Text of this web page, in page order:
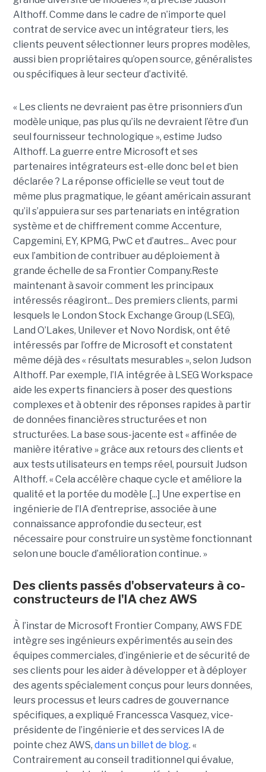
Althoff. Comme dans le cadre de n’importe quel
contrat de service avec un intégrateur tiers, les
clients peuvent sélectionner leurs propres modèles,
aussi bien propriétaires qu’open source, généralistes
ou spécifiques à leur secteur d’activité.
« Les clients ne devraient pas être prisonniers d’un
modèle unique, pas plus qu’ils ne devraient l’être d’un
seul fournisseur technologique », estime Judso
Althoff. La guerre entre Microsoft et ses
partenaires intégrateurs est-elle donc bel et bien
déclarée ? La réponse officielle se veut tout de
même plus pragmatique, le géant américain assurant
qu’il s’appuiera sur ses partenariats en intégration
système et de chiffrement comme Accenture,
Capgemini, EY, KPMG, PwC et d’autres... Avec pour
eux l’ambition de contribuer au déploiement à
grande échelle de sa Frontier Company.Reste
maintenant à savoir comment les principaux
intéressés réagiront... Des premiers clients, parmi
lesquels le London Stock Exchange Group (LSEG),
Land O’Lakes, Unilever et Novo Nordisk, ont été
intéressés par l’offre de Microsoft et constatent
même déjà des « résultats mesurables », selon Judson
Althoff. Par exemple, l’IA intégrée à LSEG Workspace
aide les experts financiers à poser des questions
complexes et à obtenir des réponses rapides à partir
de données financières structurées et non
structurées. La base sous-jacente est « affinée de
manière itérative » grâce aux retours des clients et
aux tests utilisateurs en temps réel, poursuit Judson
Althoff. « Cela accélère chaque cycle et améliore la
qualité et la portée du modèle [...] Une expertise en
ingénierie de l’IA d’entreprise, associée à une
connaissance approfondie du secteur, est
nécessaire pour construire un système fonctionnant
selon une boucle d’amélioration continue. »
Des clients passés d'observateurs à co-
constructeurs de l'IA chez AWS
À l’instar de Microsoft Frontier Company, AWS FDE
intègre ses ingénieurs expérimentés au sein des
équipes commerciales, d’ingénierie et de sécurité de
ses clients pour les aider à développer et à déployer
des agents spécialement conçus pour leurs données,
leurs processus et leurs cadres de gouvernance
spécifiques, a expliqué Francessca Vasquez, vice-
présidente de l’ingénierie et des services IA de
pointe chez AWS, dans un billet de blog. «
Contrairement au conseil traditionnel qui évalue,